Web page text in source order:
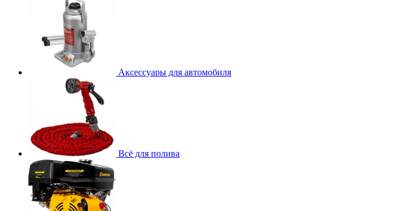
Аксессуары для автомобиля
Всё для полива